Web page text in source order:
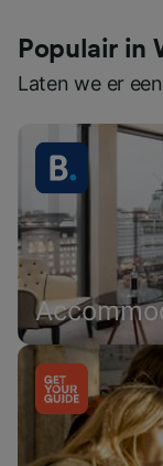
Populair in
Laten we er